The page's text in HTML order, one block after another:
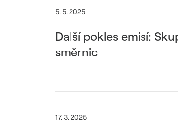
5. 5. 2025
Další pokles emisí:
směrnic
17. 3. 2025